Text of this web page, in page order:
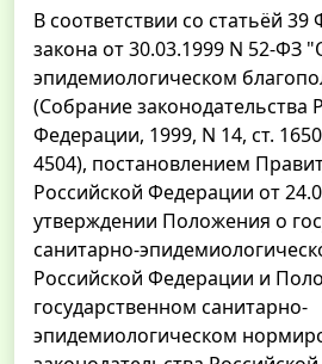
В соответствии со статьёй
закона от 30.03.1999 N 52-ФЗ
эпидемиологическом
(Собрание законодательства
Федерации, 1999, N 14, ст.
4504), постановлением
Российской Федерации от
утверждении Положения о
санитарно-
Российской Федерации и
государственном санитарно-
эпидемиологическом